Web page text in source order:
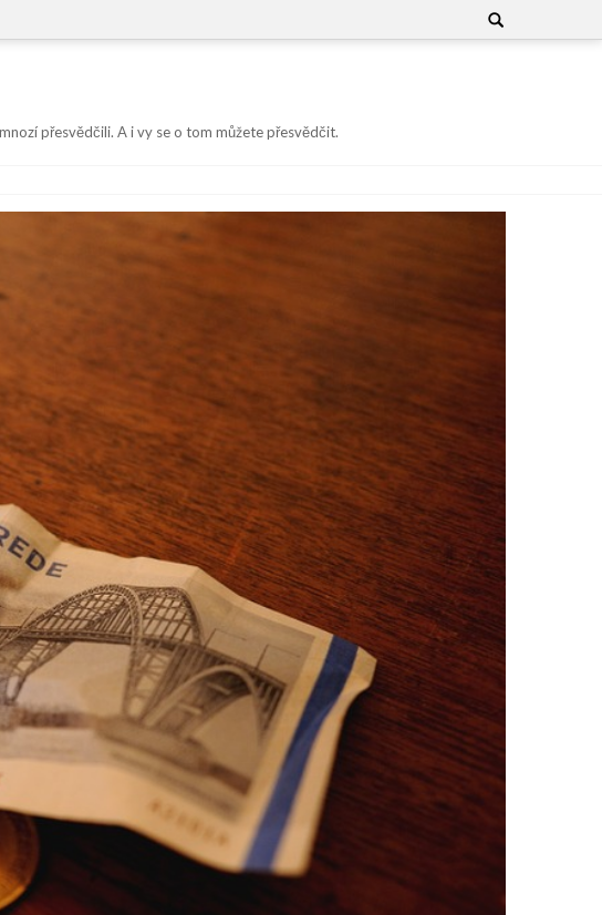
Search
for:
přesvědčili. A i vy se o tom můžete přesvědčit.